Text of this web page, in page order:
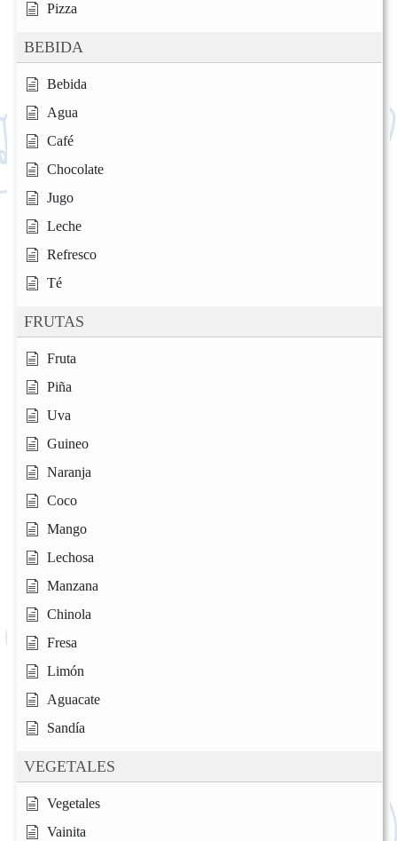
Pizza
BEBIDA
Bebida
Agua
Café
Chocolate
Jugo
Leche
Refresco
Té
FRUTAS
Fruta
Piña
Uva
Guineo
Naranja
Coco
Mango
Lechosa
Manzana
Chinola
Fresa
Limón
Aguacate
Sandía
VEGETALES
Vegetales
Vainita